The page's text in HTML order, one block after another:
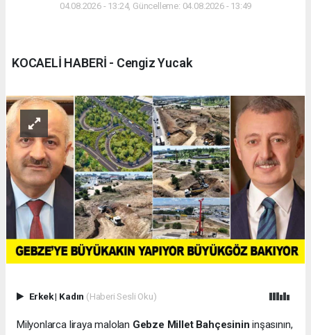
04.08.2026 - 13:24, Güncelleme: 04.08.2026 - 13:49
KOCAELİ HABERİ - Cengiz Yucak
Erkek| Kadın (Haberi Sesli Oku)
Milyonlarca liraya malolan Gebze Millet Bahçesinin inşasının,